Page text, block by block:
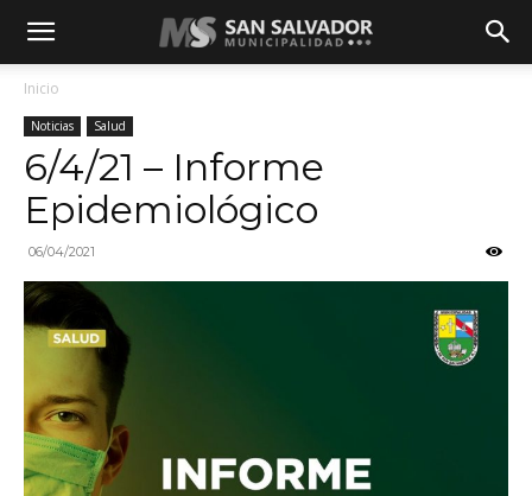
Inicio
Noticias Salud
6/4/21 – Informe
Epidemiológico
06/04/2021